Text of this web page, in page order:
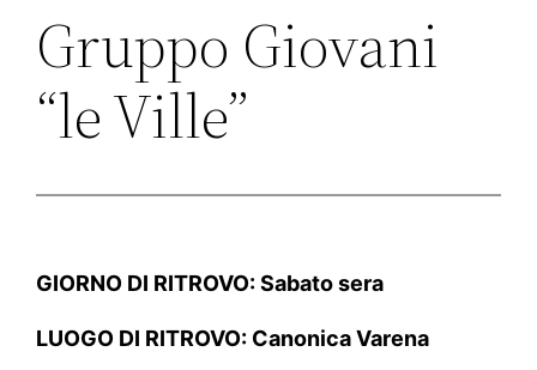
Gruppo Giovani
“le Ville”
GIORNO DI RITROVO: Sabato sera
LUOGO DI RITROVO: Canonica Varena